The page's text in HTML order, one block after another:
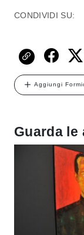
CONDIVIDI SU:
Aggiungi
Guarda